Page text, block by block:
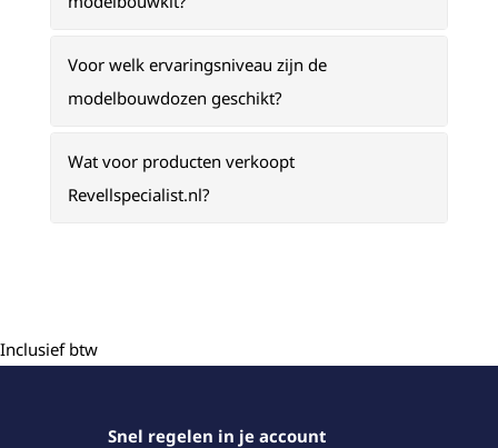
Voor welk ervaringsniveau zijn de
modelbouwdozen geschikt?
Wat voor producten verkoopt
Revellspecialist.nl?
Inclusief btw
Snel regelen in je account